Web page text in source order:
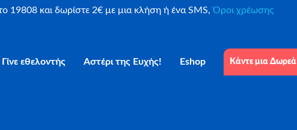
19808 και δωρίστε 2€ με μια κλήση ή ένα SMS,Όροι χρέωσης
Γίνε εθελοντής Αστέρι της Ευχής! Eshop Κάντε μια Δωρεά